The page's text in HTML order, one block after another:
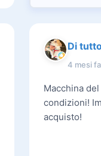
Di
4 mesi fa
Macchina
condizioni!
acquisto!